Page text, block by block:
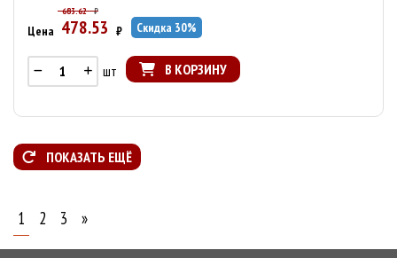
683.62 ₽
Цена 478.53 ₽ Скидка 30%
шт В КОРЗИНУ
ПОКАЗАТЬ ЕЩЁ
1 2 3 »